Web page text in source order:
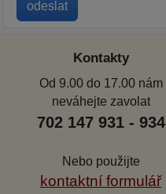
Kontakty
Od 9.00 do 17.00 nám
neváhejte zavolat
702 147 931 - 934
Nebo použijte
kontaktní formulář